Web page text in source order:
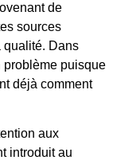
de
sources
qualité. Dans
problème puisque
déjà comment
aux
introduit au